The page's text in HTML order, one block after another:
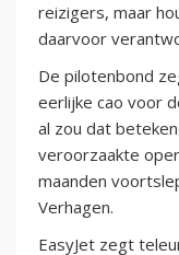
reizigers, maar
daarvoor
De pilotenbond
eerlijke cao voor
al zou dat
veroorzaakte
maanden
Verhagen.
EasyJet zegt